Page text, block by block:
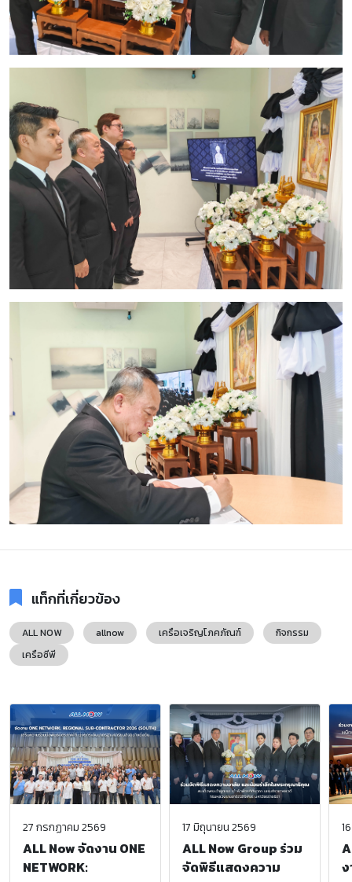
แท็กที่เกี่ยวข้อง
ALL NOW allnow เครือเจริญโภคภัณฑ์
กิจกรรม
เครือซีพี
27 กรกฏาคม 2569
ALL Now จัดงาน ONE
NETWORK:
17 มิถุนายน 2569
ALL Now Group ร่วม
จัดพิธีแสดงความ